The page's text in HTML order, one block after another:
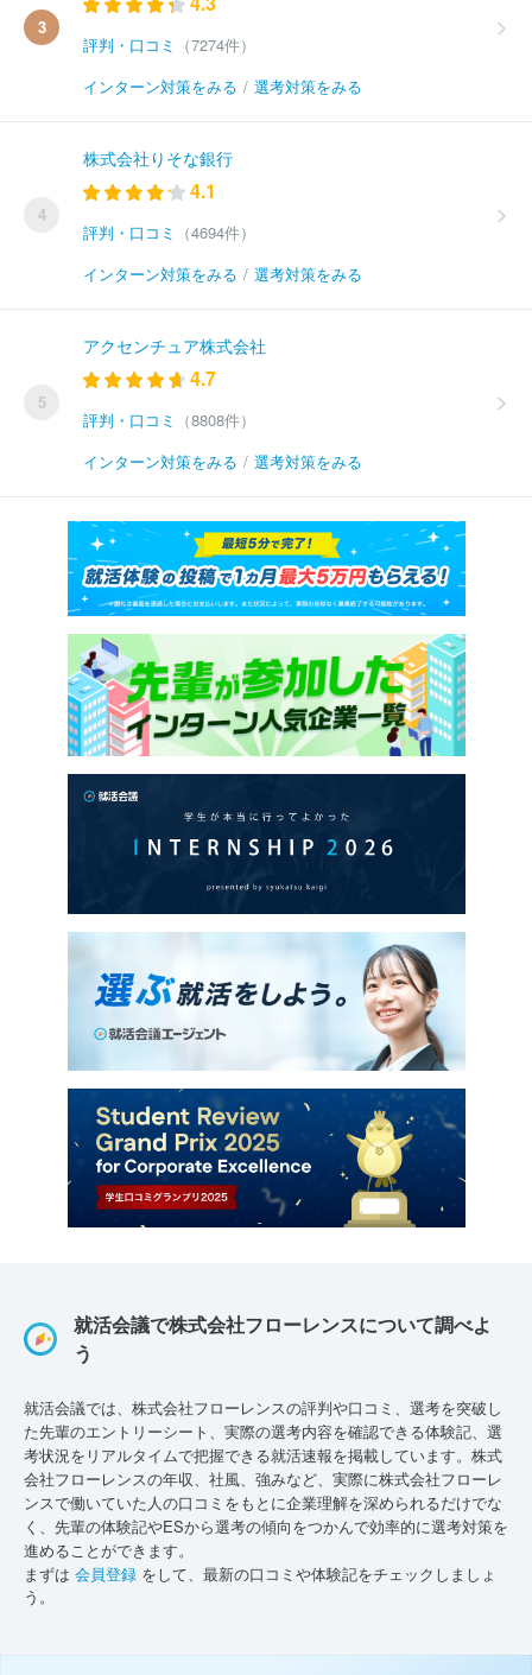
3
評判・口コミ
（7274件）
インターン対策をみる / 選考対策をみる
4
株式会社りそな銀行
4.1
評判・口コミ
（4694件）
インターン対策をみる / 選考対策をみる
5
アクセンチュア株式会社
4.7
評判・口コミ
（8808件）
インターン対策をみる / 選考対策をみる
就活会議で株式会社フローレンスについて調べよ
う
就活会議では、株式会社フローレンスの評判や口コミ、選考を突破し
た先輩のエントリーシート、実際の選考内容を確認できる体験記、選
考状況をリアルタイムで把握できる就活速報を掲載しています。株式
会社フローレンスの年収、社風、強みなど、実際に株式会社フローレ
ンスで働いていた人の口コミをもとに企業理解を深められるだけでな
く、先輩の体験記やESから選考の傾向をつかんで効率的に選考対策を
進めることができます。
まずは 会員登録 をして、最新の口コミや体験記をチェックしましょ
う。